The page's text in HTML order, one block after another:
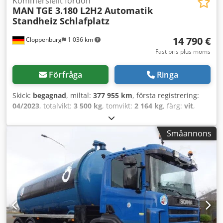
erbjudna fordon.
Cloppenburg 1 036 km
MAN TGE 3.180 L2H2 Automatik
Standheiz Schlafplatz
14 790 €
Fast pris plus moms
Förfråga Ringa
Skick: begagnad, miltal: 377 955 km, första registrering:
04/2023, totalvikt: 3 500 kg, tomvikt: 2 164 kg, färg: vit,
, bränsle:
emissionsklass:Euro 6, effekt:130 kW (176,75 hk),
maximal lastvikt:
, nästa besiktning (TÜV):04/2028,
annan, antal säten: , förarhytt:annan,
165 km/h , antal bäddar: 1, Utrustning:ABS,
antisladdsystem, centrallås, elektroniskt
stabilitetsprogram (ESP), farthållare, färddator,
immobilisersystem, luftkonditionering,
parkeringsvärmare, partikelfilter, skjutdörr, * Mycket
välskött tyskt fordon från första ägaren * Fordons-ID:
WMA03VUY8P9019036 * Alla service har utförts av MAN
Småannons